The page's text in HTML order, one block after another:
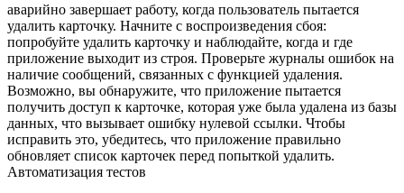
аварийно завершает работу, когда пользователь пытается
удалить карточку. Начните с воспроизведения сбоя:
попробуйте удалить карточку и наблюдайте, когда и где
приложение выходит из строя. Проверьте журналы ошибок на
наличие сообщений, связанных с функцией удаления.
Возможно, вы обнаружите, что приложение пытается
получить доступ к карточке, которая уже была удалена из базы
данных, что вызывает ошибку нулевой ссылки. Чтобы
исправить это, убедитесь, что приложение правильно
обновляет список карточек перед попыткой удалить.
Автоматизация тестов